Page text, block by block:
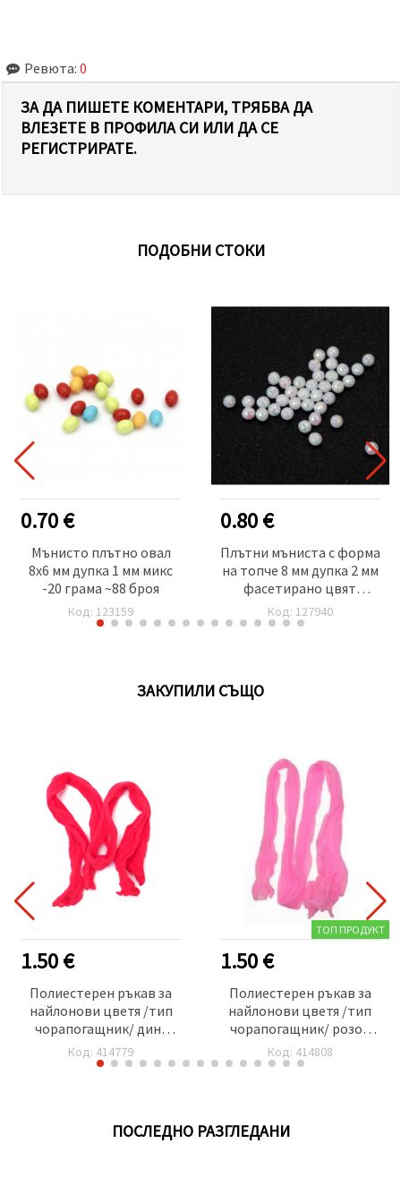
Ревюта: 0
ЗА ДА ПИШЕТЕ КОМЕНТАРИ, ТРЯБВА ДА
ВЛЕЗЕТЕ В ПРОФИЛА СИ ИЛИ ДА СЕ
РЕГИСТРИРАТЕ.
ПОДОБНИ СТОКИ
0.70 €
Мънисто плътно овал
8x6 мм дупка 1 мм микс
-20 грама ~88 броя
Код: 123159
0.80 €
Плътни мъниста с форма
на топче 8 мм дупка 2 мм
фасетирано цвят
млечно бял ДЪГА -20
грама ~80 броя
Код: 127940
ЗАКУПИЛИ СЪЩО
1.50 €
Полиестерен ръкав за
найлонови цветя /тип
чорапогащник/ диня
-пакет 5 броя
Код: 414779
ТОП ПРОДУКТ
1.50 €
Полиестерен ръкав за
найлонови цветя /тип
чорапогащник/ розов
-пакет 5 броя
Код: 414808
ПОСЛЕДНО РАЗГЛЕДАНИ